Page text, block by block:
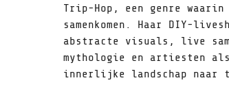
Trip-Hop, een genre
samenkomen. Haar DIY-
abstracte visuals, live
mythologie en artiesten
innerlijke landschap naar